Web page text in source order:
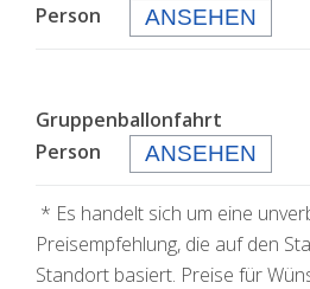
Person
ANSEHEN
Gruppenballonfahrt
Person
ANSEHEN
* Es handelt sich um eine
Preisempfehlung, die auf den
Standort basiert. Preise für